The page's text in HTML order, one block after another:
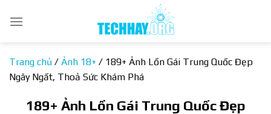
qua
Trang chủ / Ảnh 18+ / 189+ Ảnh Lồn Gái Trung Quốc Đẹp
Ngây Ngất, Thoả Sức Khám Phá
189+ Ảnh Lồn Gái Trung Quốc Đẹp